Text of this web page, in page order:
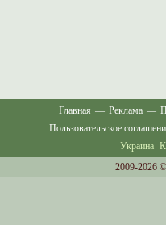
Главная — Реклама —
Пользовательское
Украина
2009-2026